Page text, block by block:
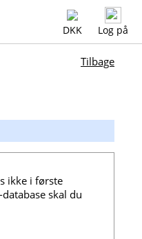
DKK Log på
Tilbage
ikke i første
skal du